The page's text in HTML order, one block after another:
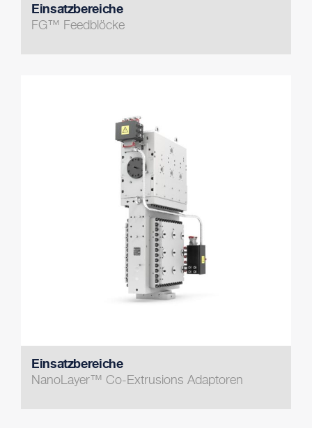
Einsatzbereiche
FG™ Feedblöcke
Einsatzbereiche
NanoLayer™ Co-Extrusions Adaptoren